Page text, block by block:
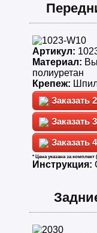
Артикул:
Материал:
полиуретан
Крепеж:
* Цена указана за
Инструкция: